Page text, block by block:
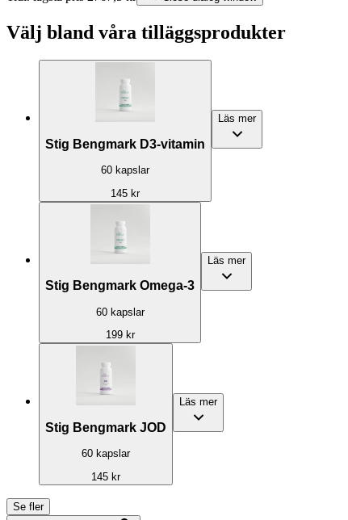
Välj bland våra tilläggsprodukter
Stig Bengmark D3-vitamin
60 kapslar
145 kr
Läs mer
Stig Bengmark Omega-3
60 kapslar
199 kr
Läs mer
Stig Bengmark JOD
60 kapslar
145 kr
Läs mer
Se fler